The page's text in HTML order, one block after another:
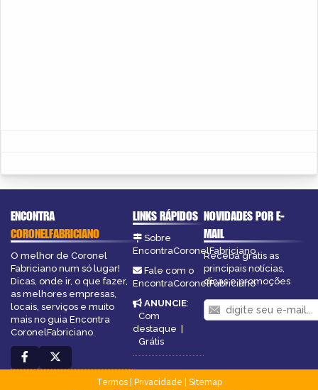
ENCONTRA
CORONELFABRICIANO
O melhor de Coronel
Fabriciano num só lugar!
Dicas, onde ir, o que fazer,
as melhores empresas,
locais, serviços e muito
mais no guia Encontra
CoronelFabriciano.
LINKS RÁPIDOS
Sobre
EncontraCoronelFabriciano
Fale com o
EncontraCoronelFabriciano
ANUNCIE:
Com
destaque |
Grátis
NOVIDADES POR E-
MAIL
Receba grátis as
principais notícias,
dicas e promoções
Termos| Privacidade
Sitemap